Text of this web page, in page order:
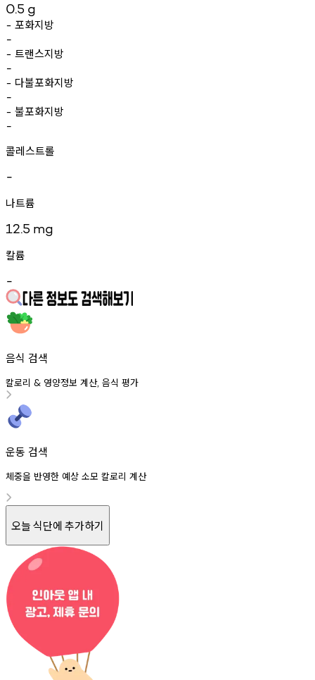
0.5 g
- 포화지방
-
- 트랜스지방
-
- 다불포화지방
-
- 불포화지방
-
콜레스트롤
-
나트륨
12.5 mg
칼륨
-
음식 검색
칼로리 & 영양정보 계산, 음식 평가
운동 검색
체중을 반영한 예상 소모 칼로리 계산
오늘 식단에 추가하기